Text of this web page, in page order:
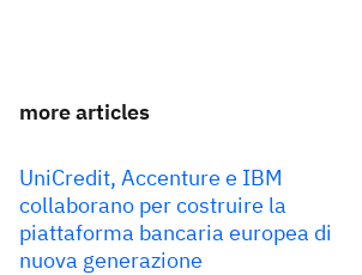
more articles
UniCredit, Accenture e IBM
collaborano per costruire la
piattaforma bancaria europea di
nuova generazione